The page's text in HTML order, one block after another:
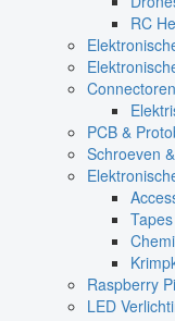
RC
PCB &
Schroeven
Raspberry Pi
LED